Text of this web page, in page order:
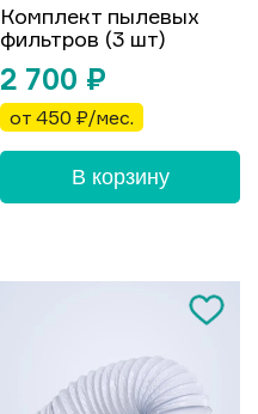
Комплект пылевых
фильтров (3 шт)
2 700 ₽
от 450 ₽/мес.
В корзину